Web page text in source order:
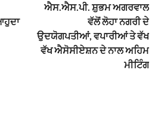
ਐਸ.ਐਸ.ਪੀ. ਸ਼ੁਭਮ ਅਗਰਵਾਲ
ਵੱਲੋਂ ਲੋਹਾ ਨਗਰੀ ਦੇ
ਉਦਯੋਗਪਤੀਆਂ, ਵਪਾਰੀਆਂ ਤੇ ਵੱਖ
ਵੱਖ ਐਸੋਸੀਏਸ਼ਨ ਦੇ ਨਾਲ ਅਹਿਮ
ਮੀਟਿੰਗ